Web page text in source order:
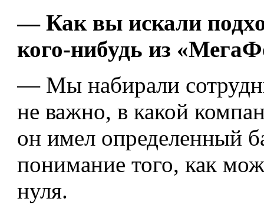
— Как вы искали
кого-нибудь из
— Мы набирали
не важно, в какой
он имел определенный
понимание того, как
нуля.